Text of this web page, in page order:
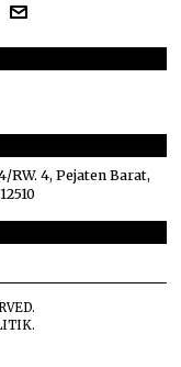
RW. 4, Pejaten Barat,
.